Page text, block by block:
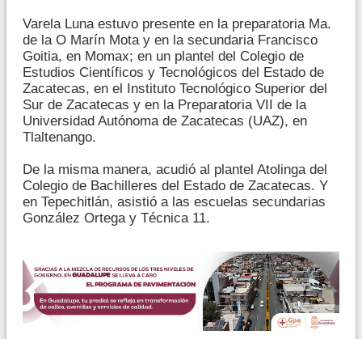
Varela Luna estuvo presente en la preparatoria Ma.
de la O Marín Mota y en la secundaria Francisco
Goitia, en Momax; en un plantel del Colegio de
Estudios Científicos y Tecnológicos del Estado de
Zacatecas, en el Instituto Tecnológico Superior del
Sur de Zacatecas y en la Preparatoria VII de la
Universidad Autónoma de Zacatecas (UAZ), en
Tlaltenango.
De la misma manera, acudió al plantel Atolinga del
Colegio de Bachilleres del Estado de Zacatecas. Y
en Tepechitlán, asistió a las escuelas secundarias
González Ortega y Técnica 11.